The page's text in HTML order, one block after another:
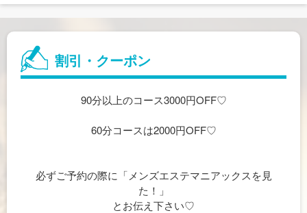
割引・クーポン
90分以上のコース3000円OFF♡
60分コースは2000円OFF♡
必ずご予約の際に「メンズエステマニアックスを見
た！」
とお伝え下さい♡